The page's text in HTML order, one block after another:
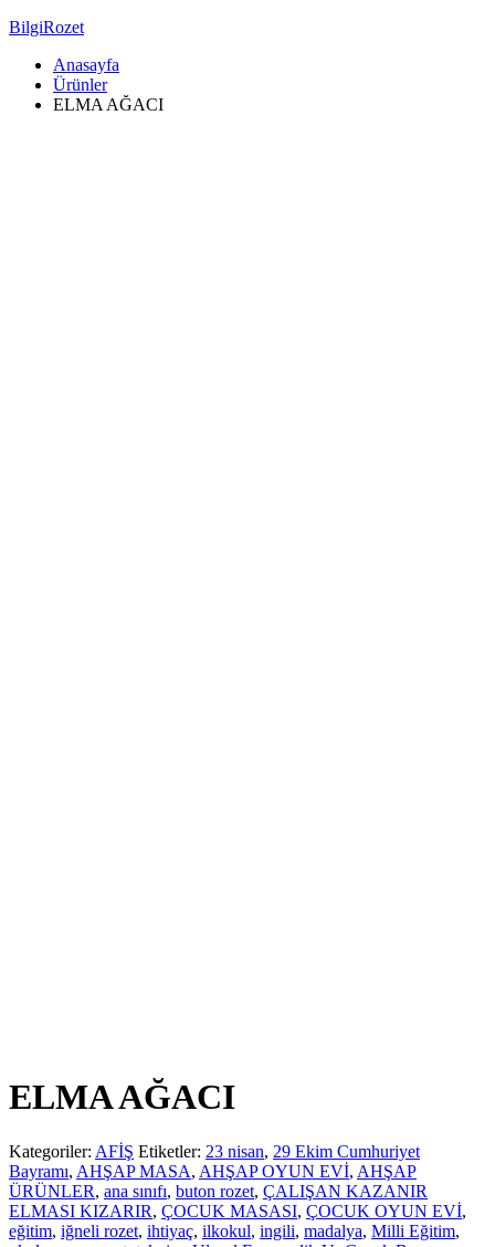
BilgiRozet
Anasayfa
Ürünler
ELMA AĞACI
ELMA AĞACI
Kategoriler: AFİŞ Etiketler: 23 nisan, 29 Ekim Cumhuriyet
Bayramı, AHŞAP MASA, AHŞAP OYUN EVİ, AHŞAP
ÜRÜNLER, ana sınıfı, buton rozet, ÇALIŞAN KAZANIR
ELMASI KIZARIR, ÇOCUK MASASI, ÇOCUK OYUN EVİ,
eğitim, iğneli rozet, ihtiyaç, ilkokul, ingili, madalya, Milli Eğitim,